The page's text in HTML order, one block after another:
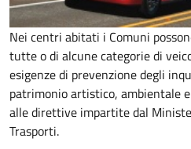
Nei centri abitati i Comuni
tutte o di alcune categorie di
esigenze di prevenzione degli
patrimonio artistico, ambientale
alle direttive impartite dal
Trasporti.